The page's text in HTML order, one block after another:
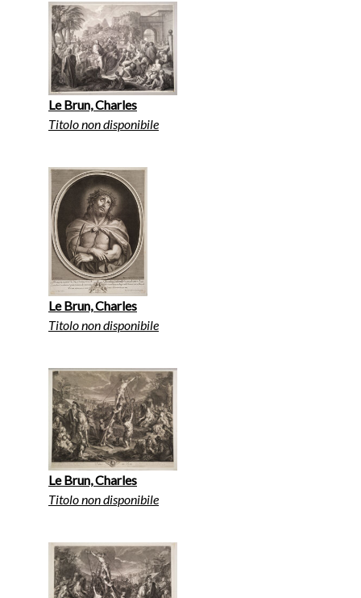
Le Brun, Charles
Titolo non disponibile
Le Brun, Charles
Titolo non disponibile
Le Brun, Charles
Titolo non disponibile